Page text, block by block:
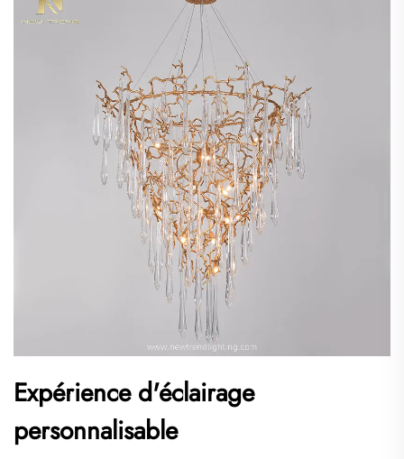
Expérience d'éclairage
personnalisable